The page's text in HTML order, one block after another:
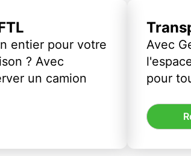
entier pour votre
? Avec
un camion
Avec
pour